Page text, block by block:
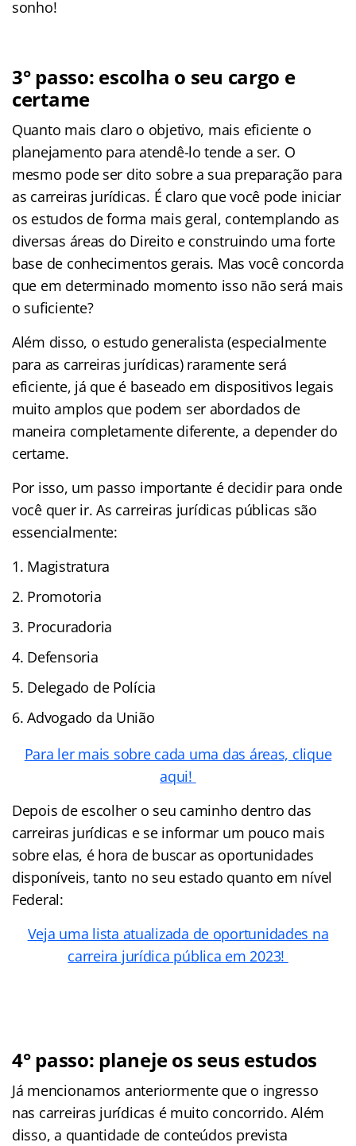
sonho!
3° passo: escolha o seu cargo e
certame
Quanto mais claro o objetivo, mais eficiente o
planejamento para atendê-lo tende a ser. O
mesmo pode ser dito sobre a sua preparação para
as carreiras jurídicas. É claro que você pode iniciar
os estudos de forma mais geral, contemplando as
diversas áreas do Direito e construindo uma forte
base de conhecimentos gerais. Mas você concorda
que em determinado momento isso não será mais
o suficiente?
Além disso, o estudo generalista (especialmente
para as carreiras jurídicas) raramente será
eficiente, já que é baseado em dispositivos legais
muito amplos que podem ser abordados de
maneira completamente diferente, a depender do
certame.
Por isso, um passo importante é decidir para onde
você quer ir. As carreiras jurídicas públicas são
essencialmente:
Magistratura
Promotoria
Procuradoria
Defensoria
Delegado de Polícia
Advogado da União
Para ler mais sobre cada uma das áreas, clique
aqui!
Depois de escolher o seu caminho dentro das
carreiras jurídicas e se informar um pouco mais
sobre elas, é hora de buscar as oportunidades
disponíveis, tanto no seu estado quanto em nível
Federal:
Veja uma lista atualizada de oportunidades na
carreira jurídica pública em 2023!
4° passo: planeje os seus estudos
Já mencionamos anteriormente que o ingresso
nas carreiras jurídicas é muito concorrido. Além
disso, a quantidade de conteúdos prevista